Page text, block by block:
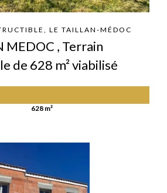
LE TAILLAN-MÉDOC
MEDOC , Terrain
de 628 m² viabilisé
628 m²